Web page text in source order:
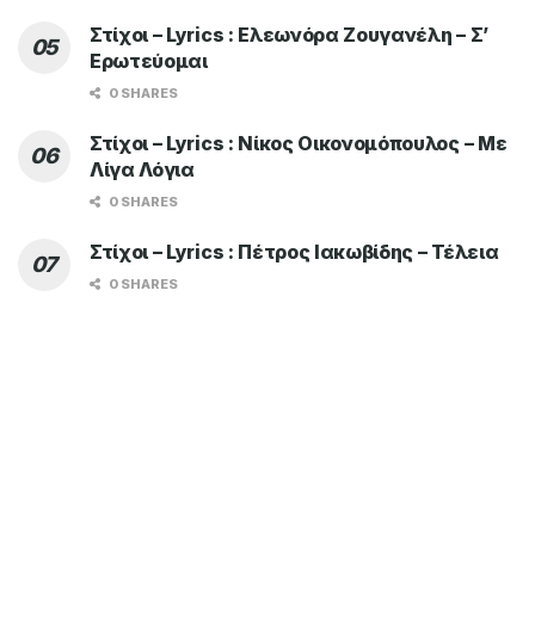
Στίχοι – Lyrics : Ελεωνόρα Ζουγανέλη – Σ’
Ερωτεύομαι
0 SHARES
Στίχοι – Lyrics : Νίκος Οικονομόπουλος – Με
Λίγα Λόγια
0 SHARES
Στίχοι – Lyrics : Πέτρος Ιακωβίδης – Τέλεια
0 SHARES